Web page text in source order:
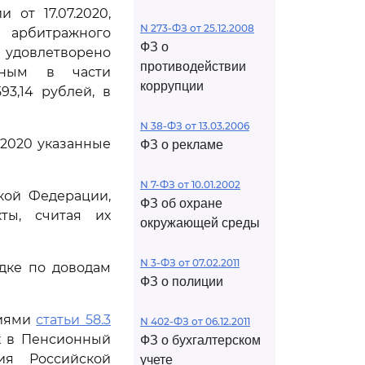
17.07.2020,
в части
рублей, в
указанные
Федерации,
считая их
по доводам
статьи 58.3
в Пенсионный
Российской
N 273-ФЗ от 25.12.2008
ФЗ о
противодействии
коррупции
N 38-ФЗ от 13.03.2006
ФЗ о рекламе
N 7-ФЗ от 10.01.2002
ФЗ об охране
окружающей среды
N 3-ФЗ от 07.02.2011
ФЗ о полиции
N 402-ФЗ от 06.12.2011
ФЗ о бухгалтерском
учете